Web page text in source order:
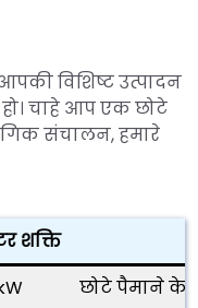
विशिष्ट उत्पादन
चाहे आप एक छोटे
संचालन, हमारे
शक्ति
छोटे पैमाने के